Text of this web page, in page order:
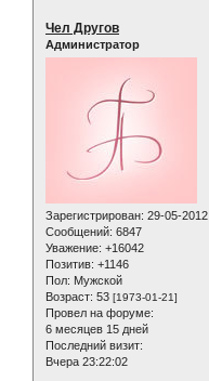
Чел Другов
Администратор
Зарегистрирован: 29-05-2012
Сообщений: 6847
Уважение: +16042
Позитив: +1146
Пол: Мужской
Возраст: 53 [1973-01-21]
Провел на форуме:
6 месяцев 15 дней
Последний визит:
Вчера 23:22:02